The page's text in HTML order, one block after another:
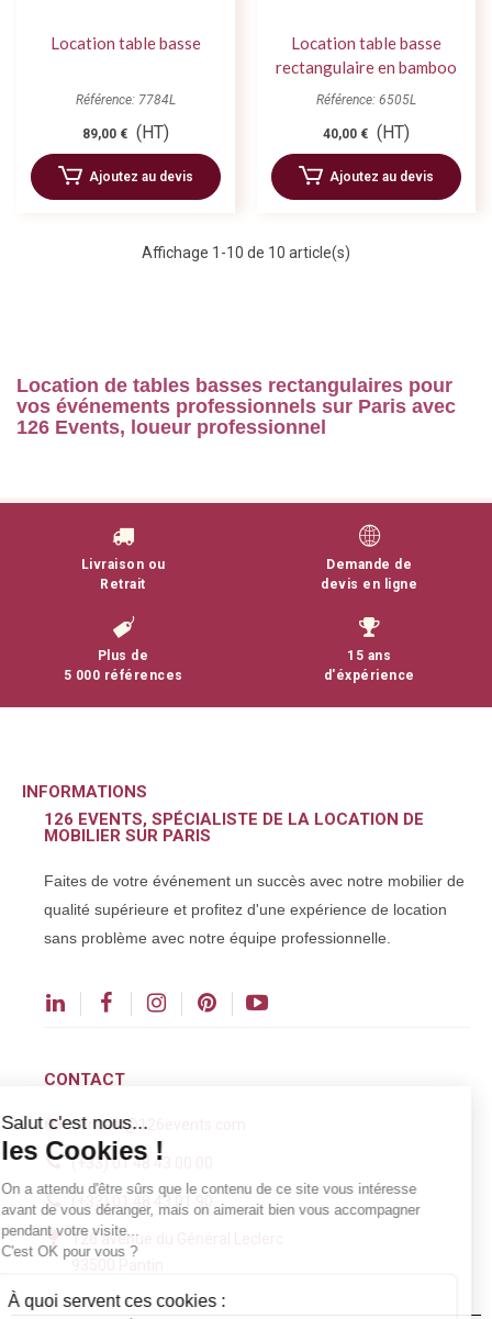
Location table basse
Référence: 7784L
89,00 € (HT)
Ajoutez au devis
Location table basse
rectangulaire en bamboo
Référence: 6505L
40,00 € (HT)
Ajoutez au devis
Affichage 1 -10 de 10 article(s)
Location de tables basses rectangulaires pour
vos événements professionnels sur Paris avec
126 Events, loueur professionnel
Livraison ou
Retrait
Demande de
devis en ligne
Plus de
5 000 références
15 ans
d'éxpérience
INFORMATIONS
126 EVENTS, SPÉCIALISTE DE LA LOCATION DE
MOBILIER SUR PARIS
Faites de votre événement un succès avec notre mobilier de
qualité supérieure et profitez d'une expérience de location
sans problème avec notre équipe professionnelle.
CONTACT
contact@126events.com
(+33) 01 48 43 00 00
(+33) 01 48 43 01 90
126 avenue du Général Leclerc
Salut c'est nous...
les Cookies !
On a attendu d'être sûrs que le contenu de ce site vous intéresse
avant de vous déranger, mais on aimerait bien vous accompagner
pendant votre visite...
C'est OK pour vous ?
À quoi servent ces cookies :